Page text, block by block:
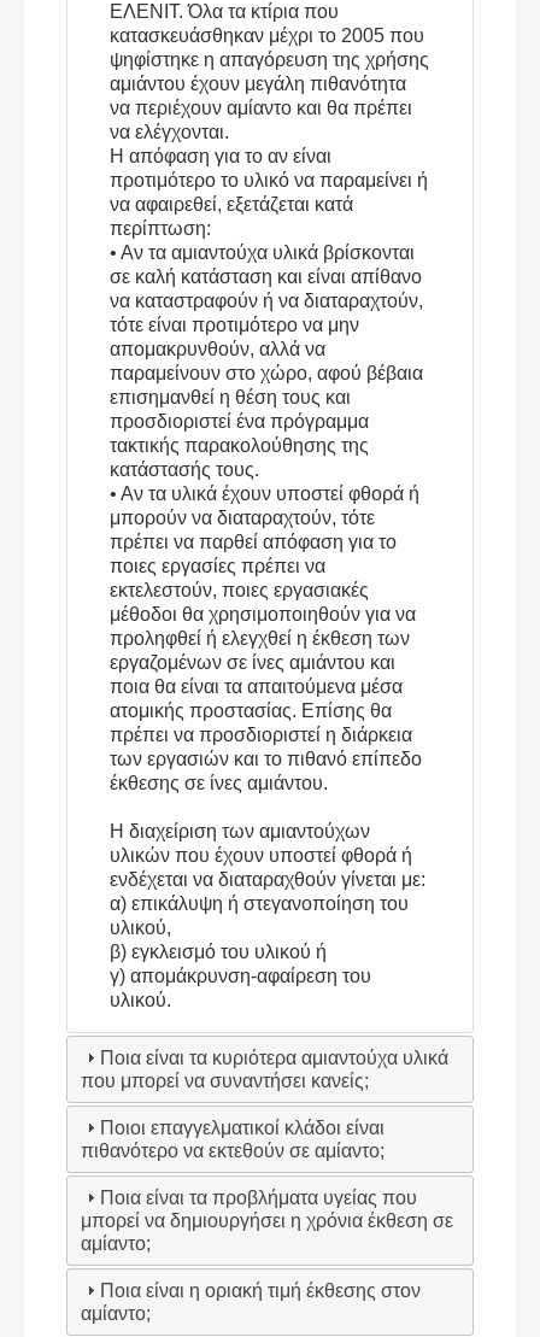
ΕΛΕΝΙΤ. Όλα τα κτίρια που
κατασκευάσθηκαν μέχρι το 2005 που
ψηφίστηκε η απαγόρευση της χρήσης
αμιάντου έχουν μεγάλη πιθανότητα
να περιέχουν αμίαντο και θα πρέπει
να ελέγχονται.
Η απόφαση για το αν είναι
προτιμότερο το υλικό να παραμείνει ή
να αφαιρεθεί, εξετάζεται κατά
περίπτωση:
• Αν τα αμιαντούχα υλικά βρίσκονται
σε καλή κατάσταση και είναι απίθανο
να καταστραφούν ή να διαταραχτούν,
τότε είναι προτιμότερο να μην
απομακρυνθούν, αλλά να
παραμείνουν στο χώρο, αφού βέβαια
επισημανθεί η θέση τους και
προσδιοριστεί ένα πρόγραμμα
τακτικής παρακολούθησης της
κατάστασής τους.
• Αν τα υλικά έχουν υποστεί φθορά ή
μπορούν να διαταραχτούν, τότε
πρέπει να παρθεί απόφαση για το
ποιες εργασίες πρέπει να
εκτελεστούν, ποιες εργασιακές
μέθοδοι θα χρησιμοποιηθούν για να
προληφθεί ή ελεγχθεί η έκθεση των
εργαζομένων σε ίνες αμιάντου και
ποια θα είναι τα απαιτούμενα μέσα
ατομικής προστασίας. Επίσης θα
πρέπει να προσδιοριστεί η διάρκεια
των εργασιών και το πιθανό επίπεδο
έκθεσης σε ίνες αμιάντου.
Η διαχείριση των αμιαντούχων
υλικών που έχουν υποστεί φθορά ή
ενδέχεται να διαταραχθούν γίνεται με:
α) επικάλυψη ή στεγανοποίηση του
υλικού,
β) εγκλεισμό του υλικού ή
γ) απομάκρυνση-αφαίρεση του
υλικού.
Ποια είναι τα κυριότερα αμιαντούχα υλικά
που μπορεί να συναντήσει κανείς;
Ποιοι επαγγελματικοί κλάδοι είναι
πιθανότερο να εκτεθούν σε αμίαντο;
Ποια είναι τα προβλήματα υγείας που
μπορεί να δημιουργήσει η χρόνια έκθεση σε
αμίαντο;
Ποια είναι η οριακή τιμή έκθεσης στον
αμίαντο;